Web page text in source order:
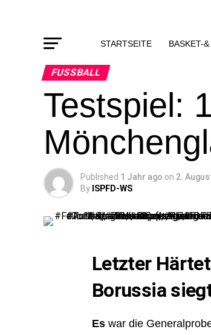
STARTSEITE BASKET-&
FUSSBALL
Testspiel:
Published 1 Jahr ago on 2.
By ISPFD-WS
Letzter
Borussia
Es war die